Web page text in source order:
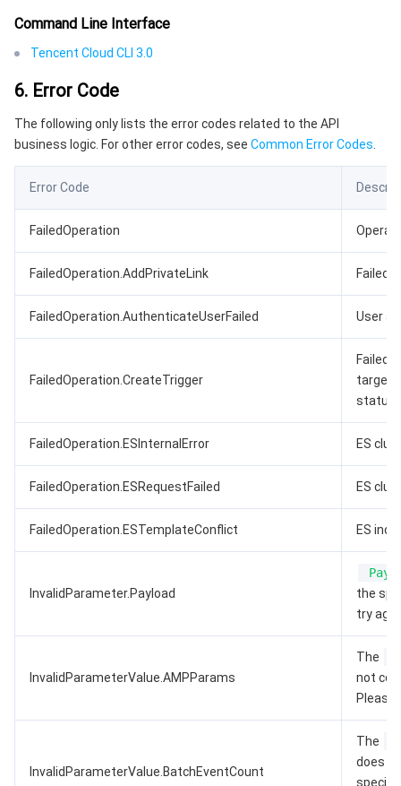
Command Line Interface
Tencent Cloud CLI 3.0
6. Error Code
The following only lists the error codes related to the API
business logic. For other error codes, see Common Error Codes
Error Code
FailedOperation
FailedOperation.AddPrivateLink Failed
FailedOperation.AuthenticateUserFailed User
FailedOperation.CreateTrigger
Failed
target.
status.
FailedOperation.ESInternalError ES
FailedOperation.ESRequestFailed ES
FailedOperation.ESTemplateConflict ES
InvalidParameter.Payload
the
try
InvalidParameterValue.AMPParams
The
not
Please
InvalidParameterValue.BatchEventCount
The
does